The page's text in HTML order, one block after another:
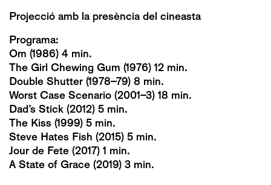
Projecció amb la presència del cineasta
Programa:
Om (1986) 4 min.
The Girl Chewing Gum (1976) 12 min.
Double Shutter (1978-79) 8 min.
Worst Case Scenario (2001-3) 18 min.
Dad’s Stick (2012) 5 min.
The Kiss (1999) 5 min.
Steve Hates Fish (2015) 5 min.
Jour de Fete (2017) 1 min.
A State of Grace (2019) 3 min.